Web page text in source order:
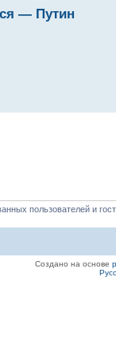
— Путин
пользователей и
Создано на основе